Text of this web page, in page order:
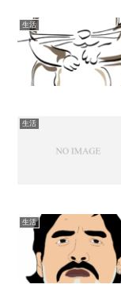
生活
生活
生活